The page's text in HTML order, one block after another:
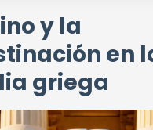
y la
en
griega